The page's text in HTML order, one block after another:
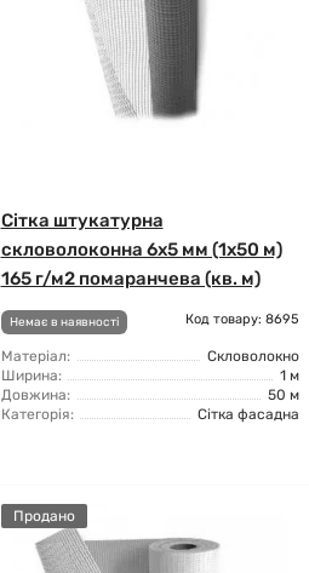
Сітка штукатурна
скловолоконна 6x5 мм (1x50 м)
165 г/м2 помаранчева (кв. м)
Немає в наявності Код товару: 8695
Матеріал:
Скловолокно
Ширина:
1 м
Довжина:
50 м
Категорія:
Сітка фасадна
Продано